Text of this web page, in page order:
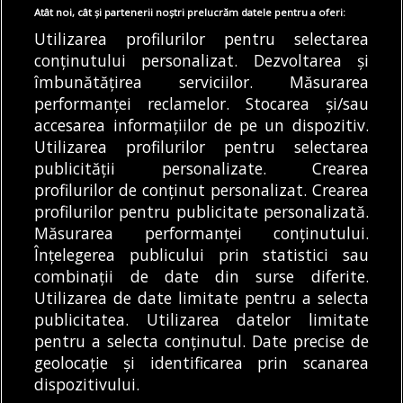
Articole Main Termoficare
CET Grozăvești nu mai produce curent
electric. Grupul a fost oprit după 4 zile, din
cauza caniculei. Livrarea de apă caldă nu
este afectată
MODIFICĂ SETĂRILE COOKIES
© Copyright 2025 - Buletin de București.
Găzduit dePresslabs.com. Powered by TRS Design.
Despre
Noi
Media
Kit
Politică De
Confidențialitate
Cookie
Policy (EU)
Cookie
Policy
Tweet
Share this selection
Atât noi, cât și partenerii noștri prelucrăm datele pentru a oferi:
Utilizarea profilurilor pentru selectarea
conținutului personalizat. Dezvoltarea și
îmbunătățirea serviciilor. Măsurarea
performanței reclamelor. Stocarea și/sau
accesarea informațiilor de pe un dispozitiv.
Utilizarea profilurilor pentru selectarea
publicității personalizate. Crearea
profilurilor de conținut personalizat. Crearea
profilurilor pentru publicitate personalizată.
Măsurarea performanței conținutului.
Înțelegerea publicului prin statistici sau
combinații de date din surse diferite.
Utilizarea de date limitate pentru a selecta
publicitatea. Utilizarea datelor limitate
pentru a selecta conținutul. Date precise de
geolocație și identificarea prin scanarea
dispozitivului.